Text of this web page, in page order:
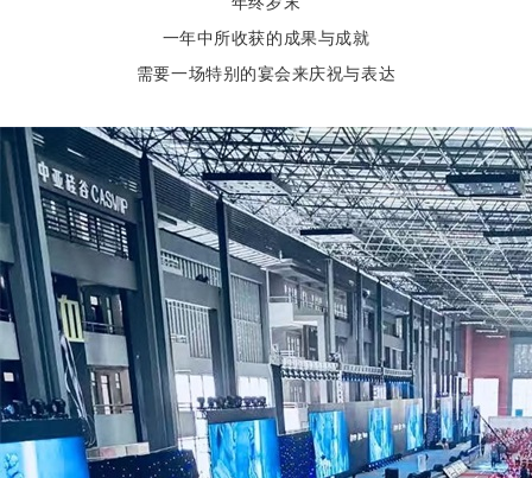
一年中所收获的成果与成就
需要一场特别的宴会来庆祝与表达